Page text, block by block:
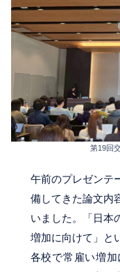
第19回
午前のプレゼンテ
備してきた論文内
いました。「日本
増加に向けて」と
各校で常雇い増